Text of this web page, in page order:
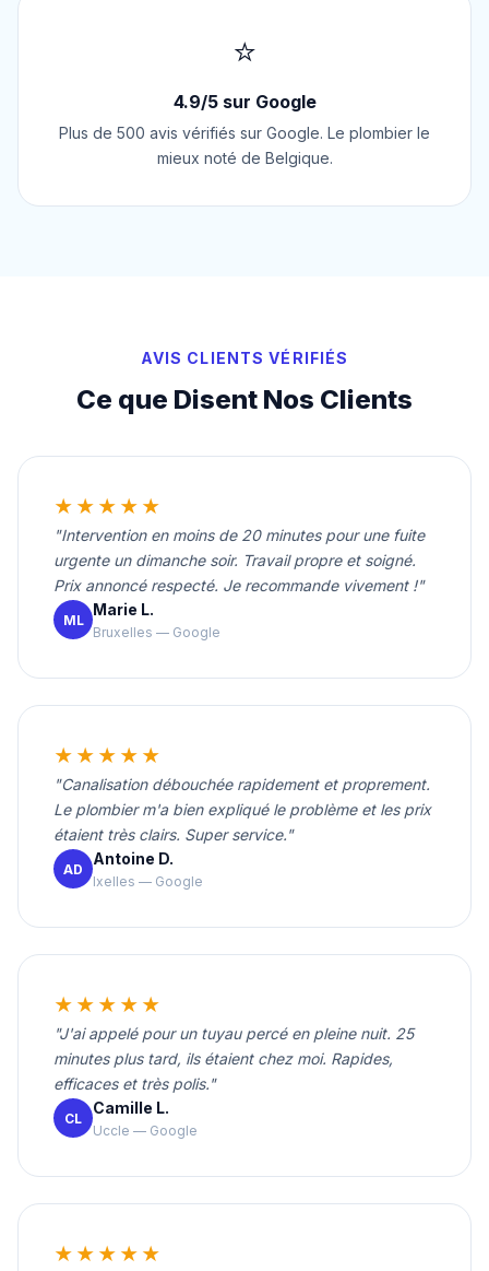
⭐
4.9/5 sur Google
Plus de 500 avis vérifiés sur Google. Le plombier le
mieux noté de Belgique.
AVIS CLIENTS VÉRIFIÉS
Ce que Disent Nos Clients
★★★★★
"Intervention en moins de 20 minutes pour une fuite
urgente un dimanche soir. Travail propre et soigné.
Prix annoncé respecté. Je recommande vivement !"
ML
Marie L.
Bruxelles — Google
★★★★★
"Canalisation débouchée rapidement et proprement.
Le plombier m'a bien expliqué le problème et les prix
étaient très clairs. Super service."
AD
Antoine D.
Ixelles — Google
★★★★★
"J'ai appelé pour un tuyau percé en pleine nuit. 25
minutes plus tard, ils étaient chez moi. Rapides,
efficaces et très polis."
CL
Camille L.
Uccle — Google
★★★★★